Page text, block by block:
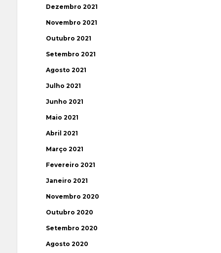
Dezembro 2021
Novembro 2021
Outubro 2021
Setembro 2021
Agosto 2021
Julho 2021
Junho 2021
Maio 2021
Abril 2021
Março 2021
Fevereiro 2021
Janeiro 2021
Novembro 2020
Outubro 2020
Setembro 2020
Agosto 2020